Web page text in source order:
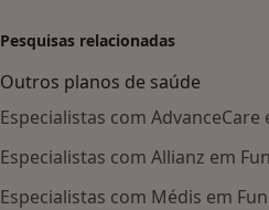
Pesquisas relacionadas
Outros planos de saúde
Especialistas com AdvanceCare
Especialistas com Allianz em
Especialistas com Médis em